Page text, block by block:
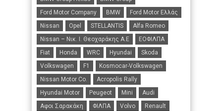
Ford Motor Company
BMW
Ford Motor Ελλάς
Nissan
Opel STELLANTIS
Alfa Romeo
Nissan – Νικ. Ι. Θεοχαράκης Α.Ε
ΕΟΦΙΛΠΑ
Fiat
Honda WRC Hyundai
Skoda
Volkswagen
F1
Kosmocar-Volkswagen
Nissan Motor Co.
Acropolis Rally
Hyundai Motor
Peugeot Mini
Audi
Αφοι Σαρακάκη
ΦΙΛΠΑ Volvo
Renault